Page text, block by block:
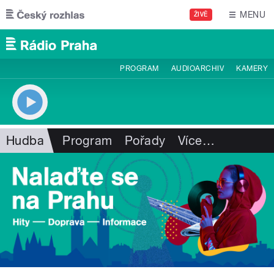
Přejít k hlavnímu obsahu
ŽIVĚ MENU
PROGRAM AUDIOARCHIV KAMERY
Hudba Program Pořady Více…